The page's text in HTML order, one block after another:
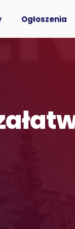
Ogłoszenia